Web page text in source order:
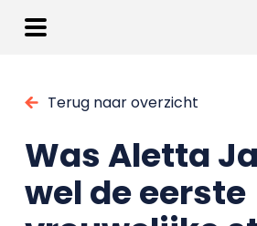
Terug naar overzicht
Was Aletta
wel de eerste